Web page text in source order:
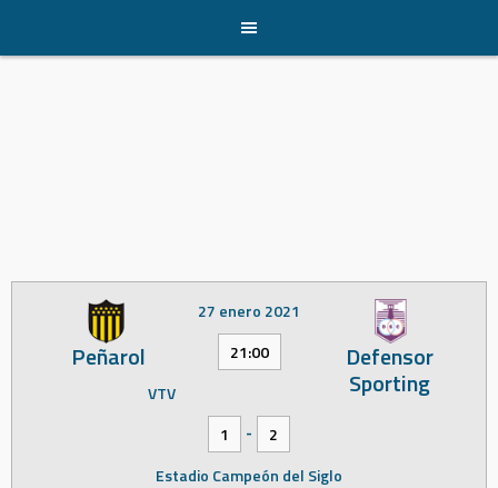
content
Peñarol Defensor
Sporting
27 enero 2021
21:00
VTV
1
-
2
Estadio Campeón del Siglo